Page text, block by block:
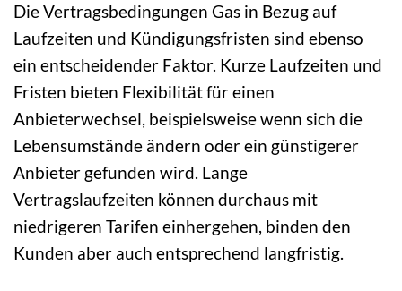
Die Vertragsbedingungen Gas in Bezug auf
Laufzeiten und Kündigungsfristen sind ebenso
ein entscheidender Faktor. Kurze Laufzeiten und
Fristen bieten Flexibilität für einen
Anbieterwechsel, beispielsweise wenn sich die
Lebensumstände ändern oder ein günstigerer
Anbieter gefunden wird. Lange
Vertragslaufzeiten können durchaus mit
niedrigeren Tarifen einhergehen, binden den
Kunden aber auch entsprechend langfristig.